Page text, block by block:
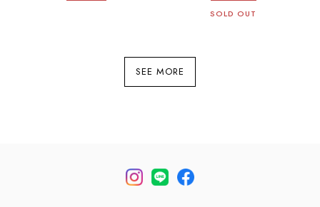
・プレミアムコットン・ク
SOLD OUT
SEE MORE